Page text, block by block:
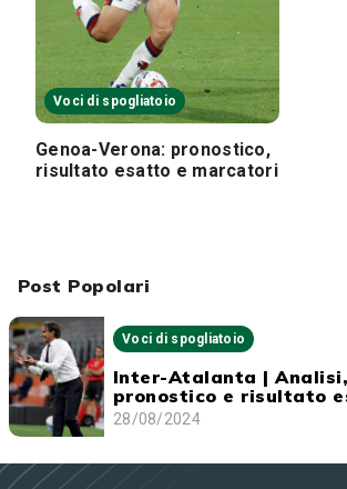
Post Popolari
Voci di spogliatoio
Inter-Atalanta | Analisi,
pronostico e risultato
28/08/2024
Voci di spogliatoio
Genoa-Verona: pronostico,
risultato esatto e marcatori